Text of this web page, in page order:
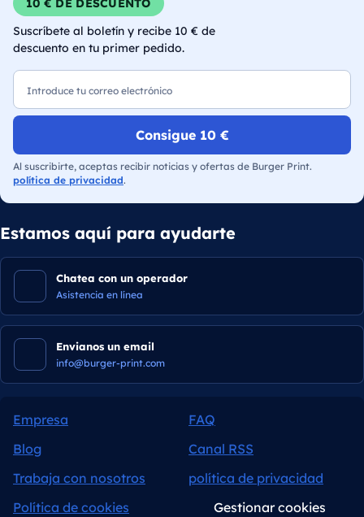
10 € DE DESCUENTO
Suscríbete al boletín y recibe 10 € de
descuento en tu primer pedido.
Consigue 10 €
Al suscribirte, aceptas recibir noticias y ofertas de Burger Print.
política de privacidad.
Estamos aquí para ayudarte
Chatea con un operador
Asistencia en línea
Envianos un email
info@burger-print.com
Empresa
FAQ
Blog
Canal RSS
Trabaja con nosotros
política de privacidad
Política de cookies
Gestionar cookies